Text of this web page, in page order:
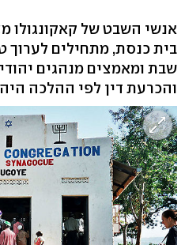
אנשי השבט של קאקונגולו
בית כנסת, מתחילים לערוך
שבת ומאמצים מנהגים
והכרעת דין לפי ההלכה